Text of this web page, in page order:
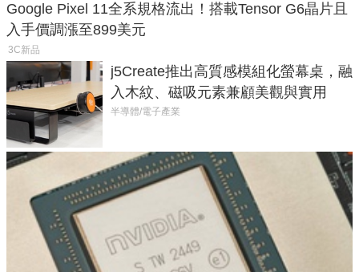
Google Pixel 11全系規格流出！搭載Tensor G6晶片且
入手價調漲至899美元
3C新品
j5Create推出高質感模組化螢幕桌，融
入木紋、磁吸元素兼顧美觀與實用
半導體/電子產業